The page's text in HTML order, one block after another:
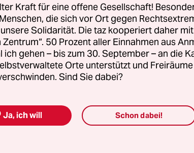
Kraft für eine offene Gesellschaft!
die sich vor Ort gegen
Solidarität. Die taz kooperiert daher mit
50 Prozent aller Einnahmen aus
ich gehen – bis zum 30. September – an die
Orte unterstützt und
Sind Sie dabei?
Ja, ich will Schon dabei!